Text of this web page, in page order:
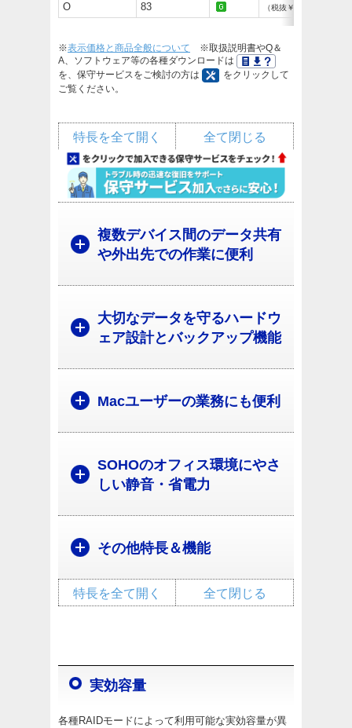
O
83
（税抜￥100,000）
※表示価格と商品全般について ※取扱説明書やQ＆
A、ソフトウェア等の各種ダウンロードは
を、保守サービスをご検討の方は
をクリックして
ご覧ください。
全て閉じる
特長を全て開く
複数デバイス間のデータ共有
や外出先での作業に便利
大切なデータを守るハードウ
ェア設計とバックアップ機能
Macユーザーの業務にも便利
SOHOのオフィス環境にやさ
しい静音・省電力​
その他特長＆機能
全て閉じる
特長を全て開く
実効容量
各種RAIDモードによって利用可能な実効容量が異